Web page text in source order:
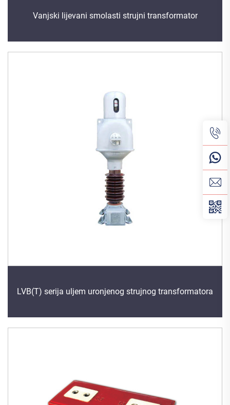
Vanjski lijevani smolasti strujni transformator
LVB(T) serija uljem uronjenog strujnog transformatora